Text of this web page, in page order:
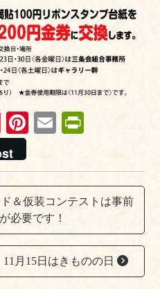
P
oc
ke
t
Pi
er
es
t
E
ail tF
ri
en
dl
y
＆仮装コンテストは事前
必要です！
月15日はきものの日